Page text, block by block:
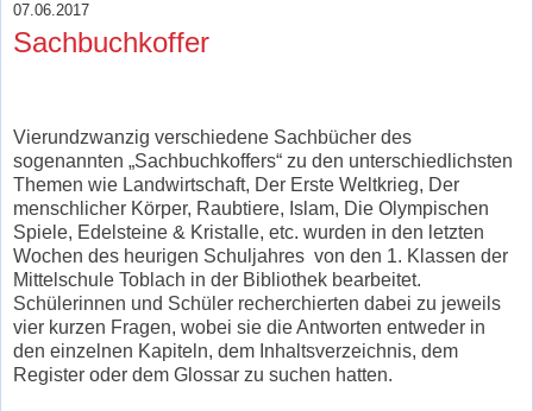
07.06.2017
Sachbuchkoffer
Vierundzwanzig verschiedene Sachbücher des
sogenannten „Sachbuchkoffers“ zu den unterschiedlichsten
Themen wie Landwirtschaft, Der Erste Weltkrieg, Der
menschlicher Körper, Raubtiere, Islam, Die Olympischen
Spiele, Edelsteine & Kristalle, etc. wurden in den letzten
Wochen des heurigen Schuljahres von den 1. Klassen der
Mittelschule Toblach in der Bibliothek bearbeitet.
Schülerinnen und Schüler recherchierten dabei zu jeweils
vier kurzen Fragen, wobei sie die Antworten entweder in
den einzelnen Kapiteln, dem Inhaltsverzeichnis, dem
Register oder dem Glossar zu suchen hatten.